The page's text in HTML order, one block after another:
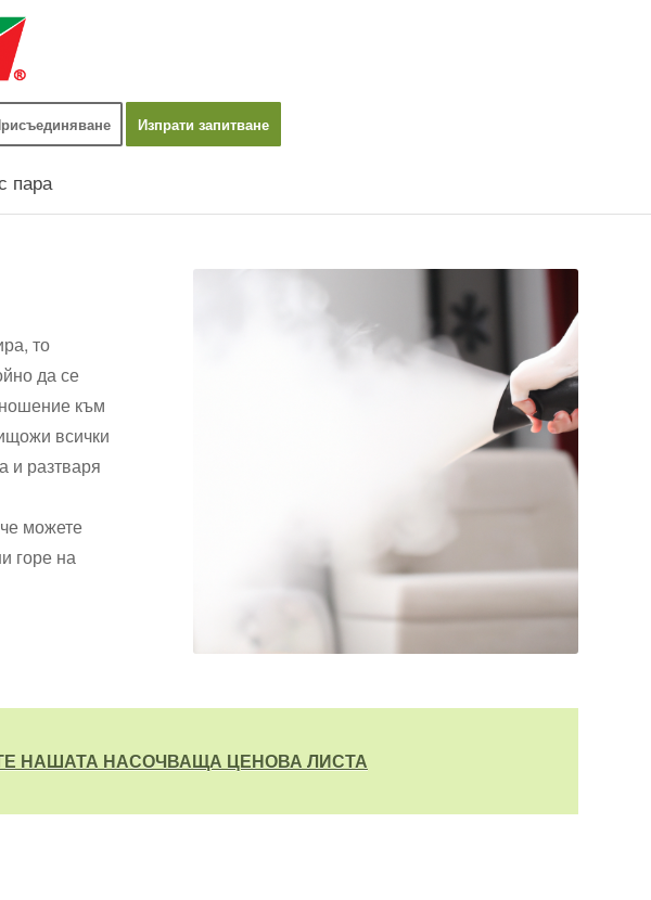
Изпрати запитване
пара
то
да се
към
всички
и разтваря
можете
горе на
НАШАТА НАСОЧВАЩА ЦЕНОВА ЛИСТА